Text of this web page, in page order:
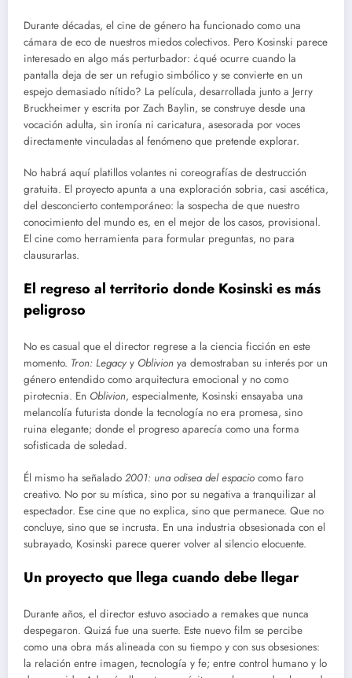
Durante décadas, el cine de género ha funcionado como una
cámara de eco de nuestros miedos colectivos. Pero Kosinski parece
interesado en algo más perturbador: ¿qué ocurre cuando la
pantalla deja de ser un refugio simbólico y se convierte en un
espejo demasiado nítido? La película, desarrollada junto a Jerry
Bruckheimer y escrita por Zach Baylin, se construye desde una
vocación adulta, sin ironía ni caricatura, asesorada por voces
directamente vinculadas al fenómeno que pretende explorar.
No habrá aquí platillos volantes ni coreografías de destrucción
gratuita. El proyecto apunta a una exploración sobria, casi ascética,
del desconcierto contemporáneo: la sospecha de que nuestro
conocimiento del mundo es, en el mejor de los casos, provisional.
El cine como herramienta para formular preguntas, no para
clausurarlas.
El regreso al territorio donde Kosinski es más
peligroso
No es casual que el director regrese a la ciencia ficción en este
momento. Tron: Legacy y Oblivion ya demostraban su interés por un
género entendido como arquitectura emocional y no como
pirotecnia. En Oblivion, especialmente, Kosinski ensayaba una
melancolía futurista donde la tecnología no era promesa, sino
ruina elegante; donde el progreso aparecía como una forma
sofisticada de soledad.
Él mismo ha señalado 2001: una odisea del espacio como faro
creativo. No por su mística, sino por su negativa a tranquilizar al
espectador. Ese cine que no explica, sino que permanece. Que no
concluye, sino que se incrusta. En una industria obsesionada con el
subrayado, Kosinski parece querer volver al silencio elocuente.
Un proyecto que llega cuando debe llegar
Durante años, el director estuvo asociado a remakes que nunca
despegaron. Quizá fue una suerte. Este nuevo film se percibe
como una obra más alineada con su tiempo y con sus obsesiones:
la relación entre imagen, tecnología y fe; entre control humano y lo